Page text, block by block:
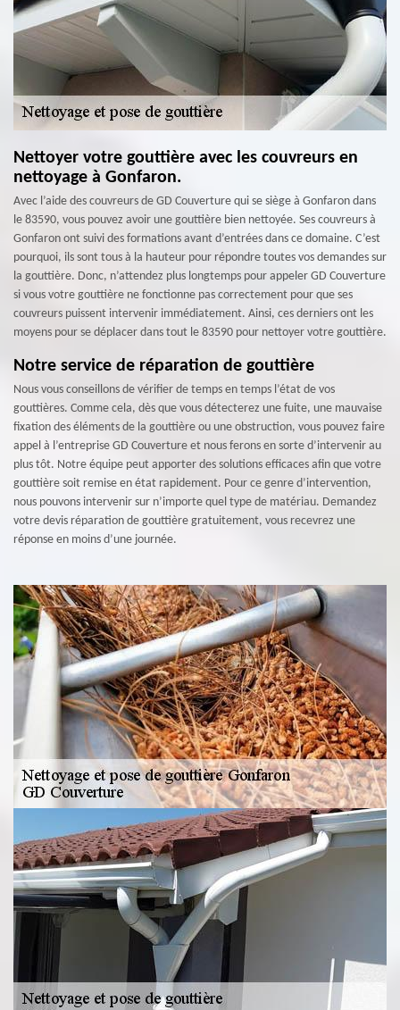
Nettoyer votre gouttière avec les couvreurs en
nettoyage à Gonfaron.
Avec l’aide des couvreurs de GD Couverture qui se siège à Gonfaron dans
le 83590, vous pouvez avoir une gouttière bien nettoyée. Ses couvreurs à
Gonfaron ont suivi des formations avant d’entrées dans ce domaine. C’est
pourquoi, ils sont tous à la hauteur pour répondre toutes vos demandes sur
la gouttière. Donc, n’attendez plus longtemps pour appeler GD Couverture
si vous votre gouttière ne fonctionne pas correctement pour que ses
couvreurs puissent intervenir immédiatement. Ainsi, ces derniers ont les
moyens pour se déplacer dans tout le 83590 pour nettoyer votre gouttière.
Notre service de réparation de gouttière
Nous vous conseillons de vérifier de temps en temps l’état de vos
gouttières. Comme cela, dès que vous détecterez une fuite, une mauvaise
fixation des éléments de la gouttière ou une obstruction, vous pouvez faire
appel à l’entreprise GD Couverture et nous ferons en sorte d’intervenir au
plus tôt. Notre équipe peut apporter des solutions efficaces afin que votre
gouttière soit remise en état rapidement. Pour ce genre d’intervention,
nous pouvons intervenir sur n’importe quel type de matériau. Demandez
votre devis réparation de gouttière gratuitement, vous recevrez une
réponse en moins d’une journée.